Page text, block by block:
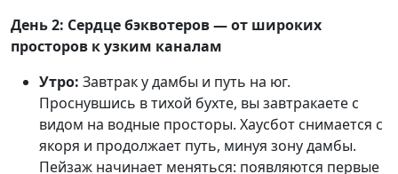
День 2: Сердце бэквотеров — от широких
просторов к узким каналам
Утро: Завтрак у дамбы и путь на юг.
Проснувшись в тихой бухте, вы завтракаете с
видом на водные просторы. Хаусбот снимается с
якоря и продолжает путь, минуя зону дамбы.
Пейзаж начинает меняться: появляются первые